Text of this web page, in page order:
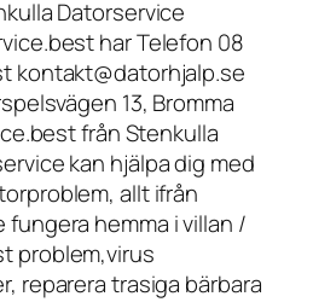
Datorservice
har Telefon 08
kontakt@datorhjalp.se
13, Bromma
från Stenkulla
kan hjälpa dig med
allt ifrån
hemma i villan /
problem,virus
reparera trasiga bärbara